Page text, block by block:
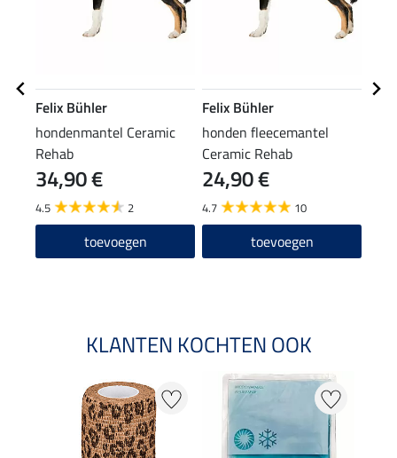
Felix Bühler
hondenmantel Ceramic
Rehab
34,90 €
4.5 2
toevoegen
Felix Bühler
honden fleecemantel
Ceramic Rehab
24,90 €
4.7 10
toevoegen
KLANTEN KOCHTEN OOK